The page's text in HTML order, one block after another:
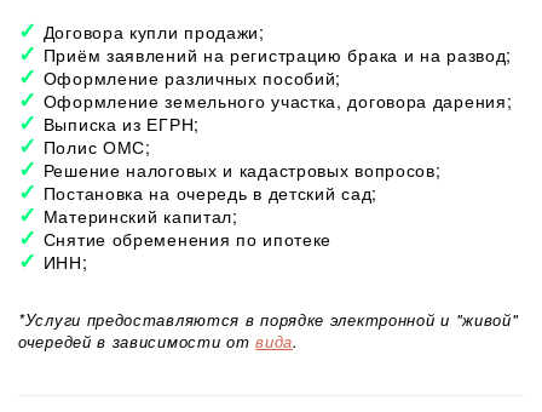
Договора купли продажи;
Приём заявлений на регистрацию брака и на развод;
Оформление различных пособий;
Оформление земельного участка, договора дарения;
Выписка из ЕГРН;
Полис ОМС;
Решение налоговых и кадастровых вопросов;
Постановка на очередь в детский сад;
Материнский капитал;
Снятие обременения по ипотеке
ИНН;
*Услуги предоставляются в порядке электронной и "живой"
очередей в зависимости отвида.